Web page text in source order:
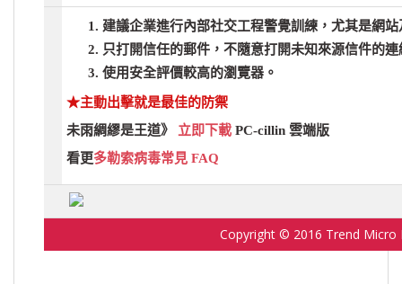
建議企業進行內部社交工程警覺訓練，尤其是網
只打開信任的郵件，不隨意打開未知來源信件的
使用安全評價較高的瀏覽器。
★主動出擊就是最佳的防禦
未雨綢繆是王道》 立即下載 PC-cillin 雲端版
看更多勒索病毒常見 FAQ
Copyright © 2016 Trend Micro